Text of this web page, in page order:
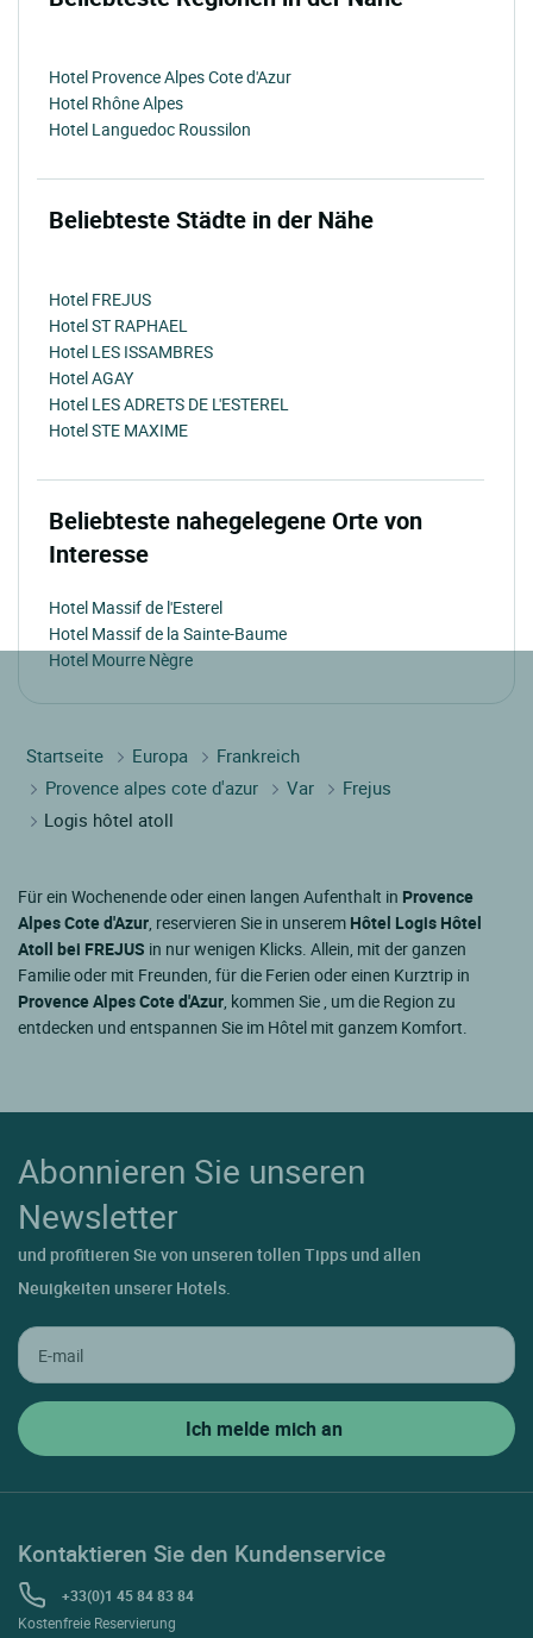
Hotel Provence Alpes Cote d'Azur
Hotel Rhône Alpes
Hotel Languedoc Roussilon
Beliebteste Städte in der Nähe
Hotel FREJUS
Hotel ST RAPHAEL
Hotel LES ISSAMBRES
Hotel AGAY
Hotel LES ADRETS DE L'ESTEREL
Hotel STE MAXIME
Beliebteste nahegelegene Orte von
Interesse
Hotel Massif de l'Esterel
Hotel Massif de la Sainte-Baume
Hotel Mourre Nègre
Startseite Europa
Frankreich
Provence alpes cote d'azur
Var
Frejus
Logis hôtel atoll
Für ein Wochenende oder einen langen Aufenthalt in Provence
Alpes Cote d'Azur, reservieren Sie in unserem Hôtel Logis Hôtel
Atoll bei FREJUS in nur wenigen Klicks. Allein, mit der ganzen
Familie oder mit Freunden, für die Ferien oder einen Kurztrip in
Provence Alpes Cote d'Azur, kommen Sie , um die Region zu
entdecken und entspannen Sie im Hôtel mit ganzem Komfort.
Abonnieren Sie unseren
Newsletter
und profitieren Sie von unseren tollen Tipps und allen
Neuigkeiten unserer Hotels.
Kontaktieren Sie den Kundenservice
+33(0)1 45 84 83 84
Kostenfreie Reservierung